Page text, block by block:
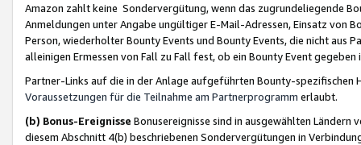
Amazon zahlt keine Sondervergütung, wenn das zugrundeliegende
Anmeldungen unter Angabe ungültiger E-Mail-Adressen, Einsatz von
Person, wiederholter Bounty Events und Bounty Events, die nicht
alleinigen Ermessen von Fall zu Fall fest, ob ein Bounty Event
Partner-Links auf die in der Anlage aufgeführten Bounty-spezifischen
Voraussetzungen für die Teilnahme am Partnerprogramm erlaubt.
(b) Bonus-Ereignisse Bonusereignisse sind in ausgewählten Ländern
diesem Abschnitt 4(b) beschriebenen Sondervergütungen in